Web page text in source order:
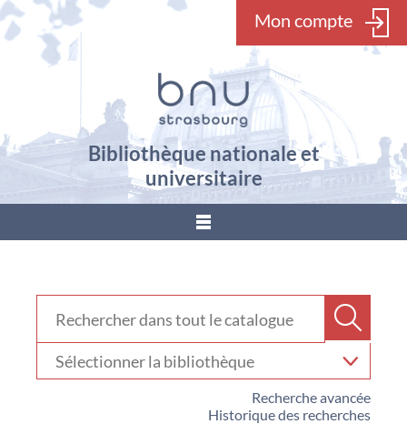
Mon compte
Bibliothèque nationale et
universitaire
???
Recherche avancée
Historique des recherches
votre
bibliothèque